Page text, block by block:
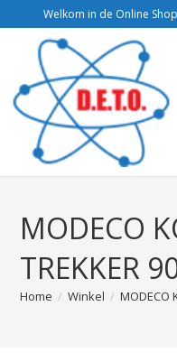
Welkom in de Online
MODECO
TREKKER
Home / Winkel / MODECO